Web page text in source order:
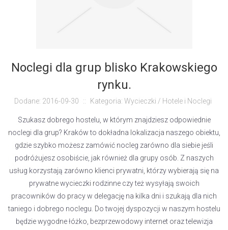
Noclegi dla grup blisko Krakowskiego
rynku.
Dodane: 2016-09-30 :: Kategoria: Wycieczki / Hotele i Noclegi
Szukasz dobrego hostelu, w którym znajdziesz odpowiednie
noclegi dla grup? Kraków to dokładna lokalizacja naszego obiektu,
gdzie szybko możesz zamówić nocleg zarówno dla siebie jeśli
podróżujesz osobiście, jak również dla grupy osób. Z naszych
usług korzystają zarówno klienci prywatni, którzy wybierają się na
prywatne wycieczki rodzinne czy też wysyłają swoich
pracowników do pracy w delegację na kilka dni i szukają dla nich
taniego i dobrego noclegu. Do twojej dyspozycji w naszym hostelu
będzie wygodne łóżko, bezprzewodowy internet oraz telewizja